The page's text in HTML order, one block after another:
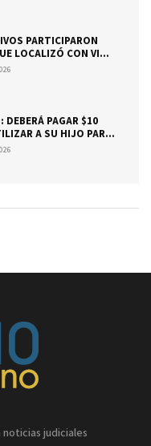
PARTICIPARON
LOCALIZÓ CON VIDA
CUELLO
PAGAR $10
A SU HIJO PARA
judiciales